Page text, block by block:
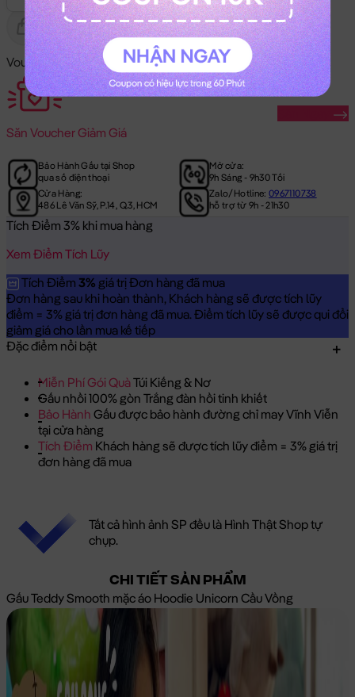
Gửi Tặng Hết Hàng
Voucher Mã Khuyến Mãi:
Săn Voucher Giảm Giá
Bảo Hành Gấu tại Shop
qua số điện thoại
Mở cửa:
9h Sáng - 9h30 Tối
Cửa Hàng:
486 Lê Văn Sỹ, P.14, Q.3, HCM
Zalo/Hotline:0967110738
hỗ trợ từ 9h - 21h30
Tích Điểm 3% khi mua hàng
Xem Điểm Tích Lũy
Tích Điểm 3% giá trị Đơn hàng đã mua
Đơn hàng sau khi hoàn thành, Khách hàng sẽ được tích lũy
điểm = 3% giá trị đơn hàng đã mua. Điểm tích lũy sẽ được qui đổi
giảm giá cho lần mua kế tiếp
Đặc điểm nổi bật
Miễn Phí Gói QuàTúi Kiếng & Nơ
Gấu nhồi 100% gòn Trắng đàn hồi tinh khiết
Bảo Hành Gấu được bảo hành đường chỉ may Vĩnh Viễn
tại cửa hàng
Tích Điểm Khách hàng sẽ được tích lũy điểm = 3% giá trị
đơn hàng đã mua
Tất cả hình ảnh SP đều là Hình Thật Shop tự
chụp.
CHI TIẾT SẢN PHẨM
Gấu Teddy Smooth mặc áo Hoodie Unicorn Cầu Vồng